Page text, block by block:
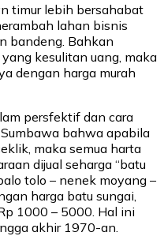
timur lebih bersahabat
lahan bisnis
bandeng. Bahkan
kesulitan uang, maka
dengan harga murah
persfektif dan cara
bahwa apabila
maka semua harta
dijual seharga “batu
tolo – nenek moyang –
harga batu sungai,
1000 – 5000. Hal ini
akhir 1970-an.